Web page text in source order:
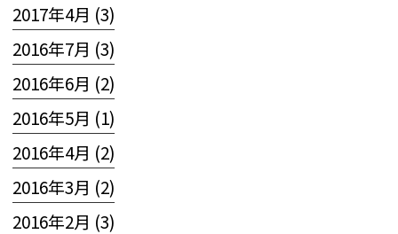
2017年4月 (3)
2016年7月 (3)
2016年6月 (2)
2016年5月 (1)
2016年4月 (2)
2016年3月 (2)
2016年2月 (3)